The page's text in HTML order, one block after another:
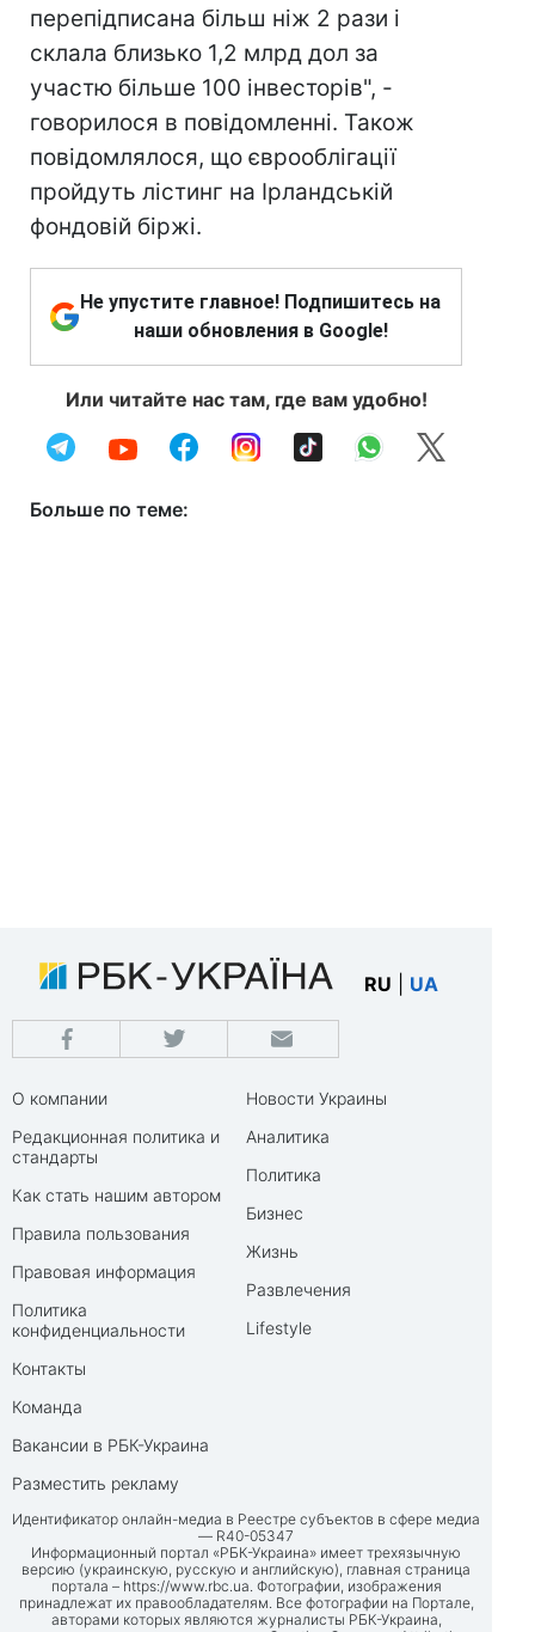
перепідписана більш ніж 2 рази і
склала близько 1,2 млрд дол за
участю більше 100 інвесторів", -
говорилося в повідомленні. Також
повідомлялося, що єврооблігації
пройдуть лістинг на Ірландській
фондовій біржі.
Не упустите главное! Подпишитесь на
наши обновления в Google!
Или читайте нас там, где вам удобно!
Больше по теме:
RU UA
О компании
Редакционная политика и
стандарты
Как стать нашим автором
Правила пользования
Правовая информация
Политика
конфиденциальности
Контакты
Команда
Вакансии в РБК-Украина
Разместить рекламу
Новости Украины
Аналитика
Политика
Бизнес
Жизнь
Развлечения
Lifestyle
Идентификатор онлайн-медиа в Реестре субъектов в сфере медиа
— R40-05347
Информационный портал «РБК-Украина» имеет трехязычную
версию (украинскую, русскую и английскую), главная страница
портала – https://www.rbc.ua. Фотографии, изображения
принадлежат их правообладателям. Все фотографии на Портале,
авторами которых являются журналисты РБК-Украина,